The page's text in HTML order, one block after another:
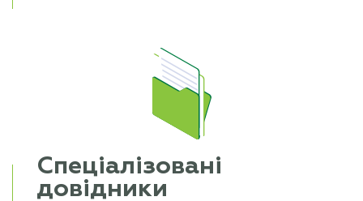
Спеціалізовані
довідники